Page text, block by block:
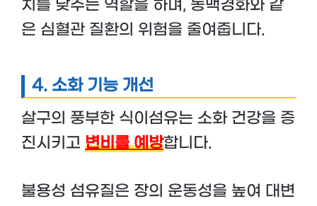
치를 낮추는 역할을 하며, 동맥경화와 같
은 심혈관 질환의 위험을 줄여줍니다.
4. 소화 기능 개선
살구의 풍부한 식이섬유는 소화 건강을 증
진시키고 변비를 예방합니다.
불용성 섬유질은 장의 운동성을 높여 대변